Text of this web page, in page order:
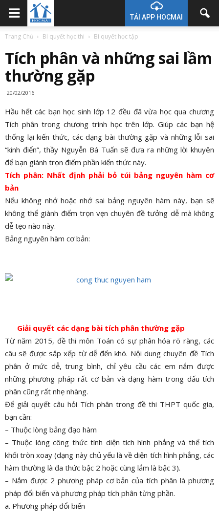
TẢI APP HOCMAI
Trang Chủ Bí quyết học thi Bí quyết học tập
Tích phân và những sai lầm
thường gặp
20/02/2016
Hầu hết các bạn học sinh lớp 12 đều đã vừa học qua chương
Tích phân trong chương trình học trên lớp. Giúp các bạn hệ
thống lại kiến thức, các dạng bài thường gặp và những lỗi sai
“kinh điển”, thầy Nguyễn Bá Tuấn sẽ đưa ra những lời khuyên
để bạn giành trọn điểm phần kiến thức này.
Tích phân: Nhất định phải bỏ túi bảng nguyên hàm cơ
bản
Nếu không nhớ hoặc nhớ sai bảng nguyên hàm này, bạn sẽ
không thể giành điểm trọn vẹn chuyên đề tưởng dễ mà không
dễ tẹo nào này.
Bảng nguyên hàm cơ bản:
Giải quyết các dạng bài tích phân thường gặp
Từ năm 2015, đề thi môn Toán có sự phân hóa rõ ràng, các
câu sẽ được sắp xếp từ dễ đến khó. Nội dung chuyên đề Tích
phân ở mức dễ, trung bình, chỉ yêu cầu các em nắm được
những phương pháp rất cơ bản và dạng hàm trong dấu tích
phân cũng rất nhẹ nhàng.
Để giải quyết câu hỏi Tích phân trong đề thi THPT quốc gia,
bạn cần:
– Thuộc lòng bảng đạo hàm
– Thuộc lòng công thức tính diện tích hình phẳng và thể tích
khối tròn xoay (dạng này chủ yếu là về diện tích hình phẳng, các
hàm thường là đa thức bậc 2 hoặc cùng lắm là bậc 3).
– Nắm được 2 phương pháp cơ bản của tích phân là phương
pháp đổi biến và phương pháp tích phân từng phần.
a. Phương pháp đổi biến